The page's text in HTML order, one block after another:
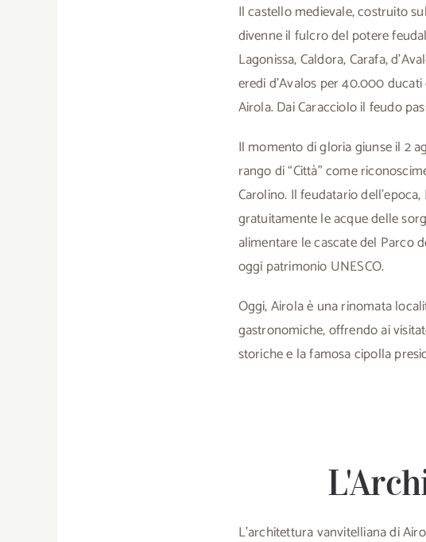
Il castello medievale, costruito
divenne il fulcro del potere
Lagonissa, Caldora, Carafa,
eredi d’Avalos per 40.000
Airola. Dai Caracciolo il feudo
Il momento di gloria giunse il 2
rango di “Città” come
Carolino. Il feudatario
gratuitamente le acque delle
alimentare le cascate del Parco
oggi patrimonio UNESCO.
Oggi, Airola è una rinomata
gastronomiche, offrendo ai
storiche e la famosa cipolla
L’architettura vanvitelliana di